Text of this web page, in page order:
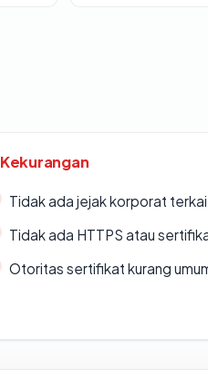
Kekurangan
Tidak ada jejak korporat
Tidak ada HTTPS atau
Otoritas sertifikat kurang